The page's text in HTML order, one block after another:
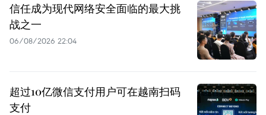
信任成为现代网络安全面临的最大挑
战之一
06/08/2026 22:04
超过10亿微信支付用户可在越南扫码
支付